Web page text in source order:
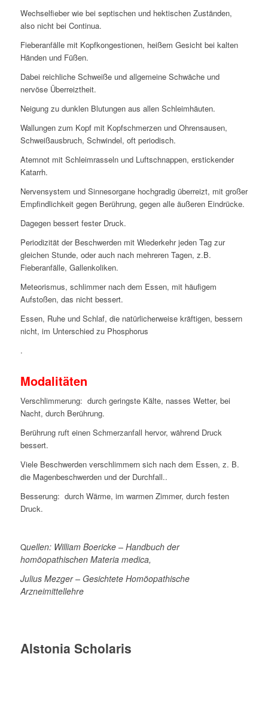
Wechselfieber wie bei septischen und hektischen Zuständen,
also nicht bei Continua.
Fieberanfälle mit Kopfkongestionen, heißem Gesicht bei kalten
Händen und Füßen.
Dabei reichliche Schweiße und allgemeine Schwäche und
nervöse Überreiztheit.
Neigung zu dunklen Blutungen aus allen Schleimhäuten.
Wallungen zum Kopf mit Kopfschmerzen und Ohrensausen,
Schweißausbruch, Schwindel, oft periodisch.
Atemnot mit Schleimrasseln und Luftschnappen, erstickender
Katarrh.
Nervensystem und Sinnesorgane hochgradig überreizt, mit großer
Empfindlichkeit gegen Berührung, gegen alle äußeren Eindrücke.
Dagegen bessert fester Druck.
Periodizität der Beschwerden mit Wiederkehr jeden Tag zur
gleichen Stunde, oder auch nach mehreren Tagen, z.B.
Fieberanfälle, Gallenkoliken.
Meteorismus, schlimmer nach dem Essen, mit häufigem
Aufstoßen, das nicht bessert.
Essen, Ruhe und Schlaf, die natürlicherweise kräftigen, bessern
nicht, im Unterschied zu Phosphorus
.
Modalitäten
Verschlimmerung: durch geringste Kälte, nasses Wetter, bei
Nacht, durch Berührung.
Berührung ruft einen Schmerzanfall hervor, während Druck
bessert.
Viele Beschwerden verschlimmern sich nach dem Essen, z. B.
die Magenbeschwerden und der Durchfall..
Besserung: durch Wärme, im warmen Zimmer, durch festen
Druck.
Quellen: William Boericke – Handbuch der
homöopathischen Materia medica,
Julius Mezger – Gesichtete Homöopathische
Arzneimittellehre
Alstonia Scholaris